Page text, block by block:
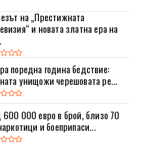
на „Престижната
и новата златна ера на
поредна година бедствие:
унищожи черешовата ре...
600 000 евро в брой, близо 70
и боеприпаси...